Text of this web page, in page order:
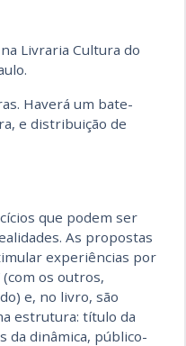
Livraria Cultura do
Haverá um bate-
e distribuição de
que podem ser
As propostas
experiências por
(com os outros,
e, no livro, são
estrutura: título da
da dinâmica, público-